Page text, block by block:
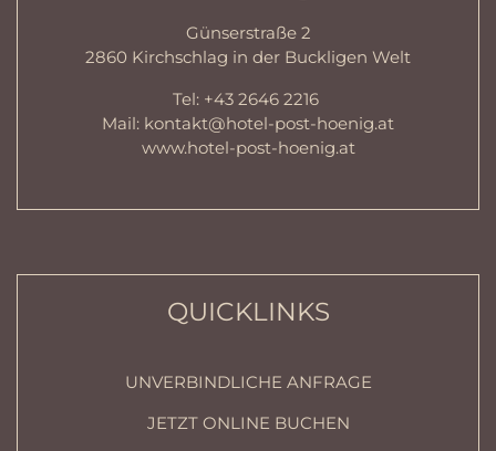
Günserstraße 2
2860 Kirchschlag in der Buckligen Welt
Tel: +43 2646 2216
Mail: kontakt@hotel-post-hoenig.at
www.hotel-post-hoenig.at
QUICKLINKS
UNVERBINDLICHE ANFRAGE
JETZT ONLINE BUCHEN